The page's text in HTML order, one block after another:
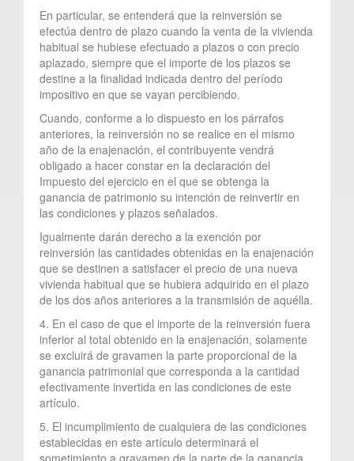
En particular, se entenderá que la reinversión se
efectúa dentro de plazo cuando la venta de la vivienda
habitual se hubiese efectuado a plazos o con precio
aplazado, siempre que el importe de los plazos se
destine a la finalidad indicada dentro del período
impositivo en que se vayan percibiendo.
Cuando, conforme a lo dispuesto en los párrafos
anteriores, la reinversión no se realice en el mismo
año de la enajenación, el contribuyente vendrá
obligado a hacer constar en la declaración del
Impuesto del ejercicio en el que se obtenga la
ganancia de patrimonio su intención de reinvertir en
las condiciones y plazos señalados.
Igualmente darán derecho a la exención por
reinversión las cantidades obtenidas en la enajenación
que se destinen a satisfacer el precio de una nueva
vivienda habitual que se hubiera adquirido en el plazo
de los dos años anteriores a la transmisión de aquélla.
4. En el caso de que el importe de la reinversión fuera
inferior al total obtenido en la enajenación, solamente
se excluirá de gravamen la parte proporcional de la
ganancia patrimonial que corresponda a la cantidad
efectivamente invertida en las condiciones de este
artículo.
5. El incumplimiento de cualquiera de las condiciones
establecidas en este artículo determinará el
sometimiento a gravamen de la parte de la ganancia